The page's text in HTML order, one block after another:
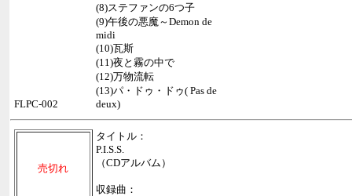
(8)ステファンの6つ子
(9)午後の悪魔～Demon de
midi
(10)瓦斯
(11)夜と霧の中で
(12)万物流転
(13)パ・ドゥ・ドゥ( Pas de
deux)
FLPC-002
売切れ
タイトル：
P.I.S.S.
（CDアルバム）
収録曲：